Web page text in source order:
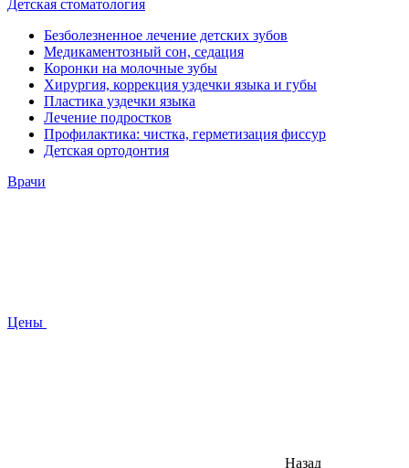
Детская стоматология
Безболезненное лечение детских зубов
Медикаментозный сон, седация
Коронки на молочные зубы
Хирургия, коррекция уздечки языка и губы
Пластика уздечки языка
Лечение подростков
Профилактика: чистка, герметизация фиссур
Детская ортодонтия
Врачи
Цены
Назад